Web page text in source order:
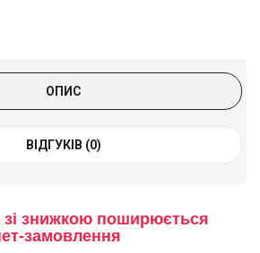
ОПИС
ВІДГУКІВ (0)
зі знижкою поширюється
замовлення